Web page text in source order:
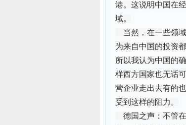
港。这说明中国在
域。
当然，在一些领
为来自中国的投资
所以我认为中国的
样西方国家也无话
营企业走出去有的
受到这样的阻力。
德国之声：不管